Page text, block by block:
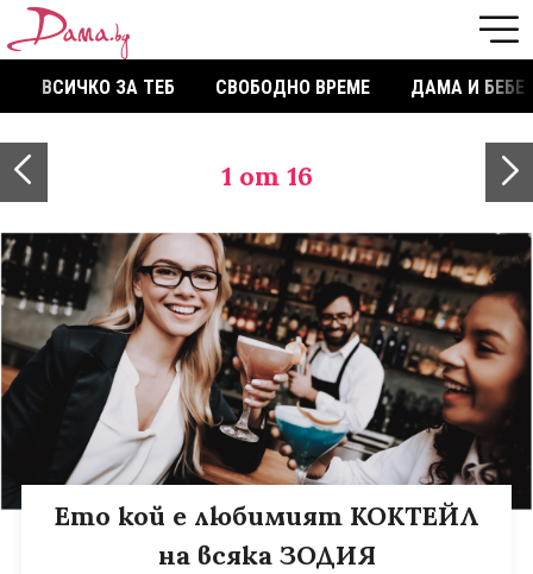
ВСИЧКО ЗА ТЕБ СВОБОДНО ВРЕМЕ ДАМА И БЕБЕ
1 от 16
Ето кой е любимият КОКТЕЙЛ
на всяка ЗОДИЯ